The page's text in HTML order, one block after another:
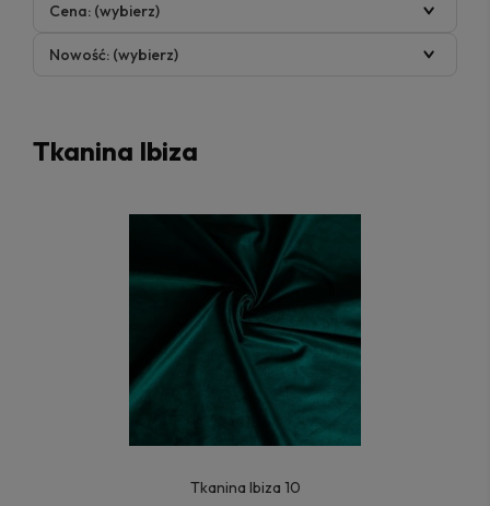
Cena: (wybierz)
Nowość: (wybierz)
Tkanina Ibiza
Tkanina Ibiza 10